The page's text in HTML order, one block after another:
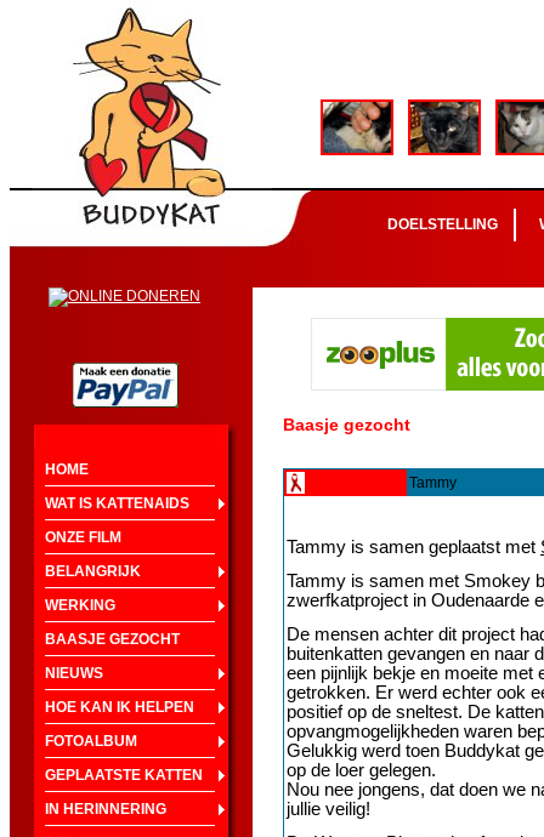
DOELSTELLING
HOME
WAT IS KATTENAIDS
ONZE FILM
BELANGRIJK
WERKING
BAASJE GEZOCHT
NIEUWS
HOE KAN IK HELPEN
FOTOALBUM
GEPLAATSTE KATTEN
IN HERINNERING
Baasje gezocht
Tammy
Tammy is samen geplaatst met
Tammy is samen met Smokey
zwerfkatproject in Oudenaarde
De mensen achter dit project
buitenkatten gevangen en naar
een pijnlijk bekje en moeite met
getrokken. Er werd echter ook
positief op de sneltest. De
opvangmogelijkheden waren
Gelukkig werd toen Buddykat
op de loer gelegen.
Nou nee jongens, dat doen we
jullie veilig!